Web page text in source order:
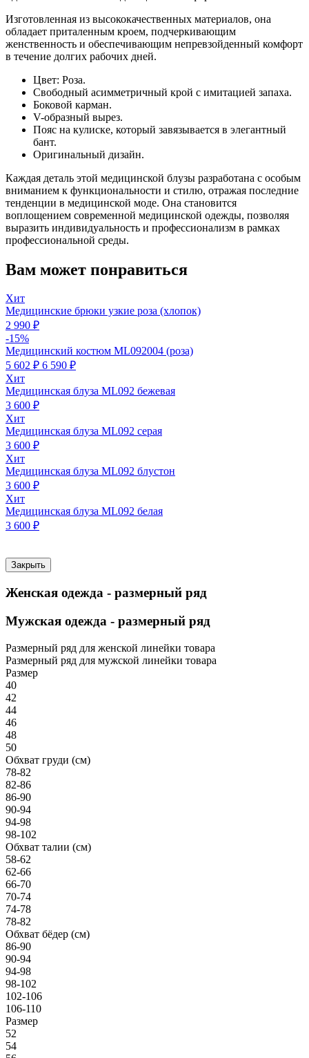
Изготовленная из высококачественных материалов, она
обладает приталенным кроем, подчеркивающим
женственность и обеспечивающим непревзойденный комфорт
в течение долгих рабочих дней.
Цвет: Роза.
Свободный асимметричный крой с имитацией запаха.
Боковой карман.
V-образный вырез.
Пояс на кулиске, который завязывается в элегантный
бант.
Оригинальный дизайн.
Каждая деталь этой медицинской блузы разработана с особым
вниманием к функциональности и стилю, отражая последние
тенденции в медицинской моде. Она становится
воплощением современной медицинской одежды, позволяя
выразить индивидуальность и профессионализм в рамках
профессиональной среды.
Вам может понравиться
Хит
Медицинские брюки узкие роза (хлопок)
2 990 ₽
-15%
Медицинский костюм ML092004 (роза)
5 602 ₽ 6 590 ₽
Хит
Медицинская блуза ML092 бежевая
3 600 ₽
Хит
Медицинская блуза ML092 серая
3 600 ₽
Хит
Медицинская блуза ML092 блустон
3 600 ₽
Хит
Медицинская блуза ML092 белая
3 600 ₽
Закрыть
Женская одежда - размерный ряд
Мужская одежда - размерный ряд
Размерный ряд для женской линейки товара
Размерный ряд для мужской линейки товара
Размер
40
42
44
46
48
50
Обхват груди (см)
78-82
82-86
86-90
90-94
94-98
98-102
Обхват талии (см)
58-62
62-66
66-70
70-74
74-78
78-82
Обхват бёдер (см)
86-90
90-94
94-98
98-102
102-106
106-110
Размер
52
54